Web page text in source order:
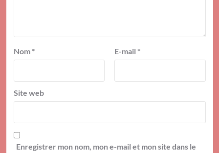
Nom * E-mail *
Site web
Enregistrer mon nom, mon e-mail et mon site dans le